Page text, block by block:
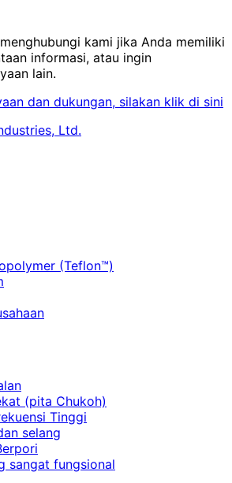
kami jika Anda memiliki
informasi, atau ingin
lain.
dan dukungan, silakan klik di sini
Ltd.
(Teflon™)
(pita Chukoh)
Tinggi
selang
sangat fungsional